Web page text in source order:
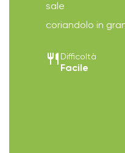
sale
coriandolo in
restaurant Difficoltà
Facile